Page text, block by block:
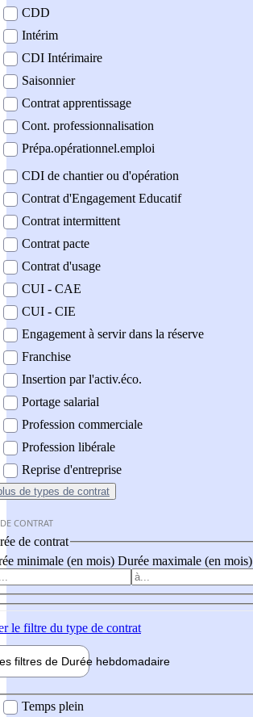
CDD
Intérim
CDI Intérimaire
Saisonnier
Contrat apprentissage
Cont. professionnalisation
Prépa.opérationnel.emploi
CDI de chantier ou d'opération
Contrat d'Engagement Educatif
Contrat intermittent
Contrat pacte
Contrat d'usage
CUI - CAE
CUI - CIE
Engagement à servir dans la réserve
Franchise
Insertion par l'activ.éco.
Portage salarial
Profession commerciale
Profession libérale
Reprise d'entreprise
de types de contrat
CONTRAT
de contrat
minimale (en mois) Durée maximale (en mois)
le filtre du type de contrat
filtres de Durée hebdomadaire
Temps plein